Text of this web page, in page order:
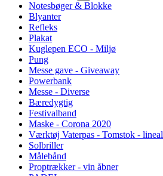
Notesbøger & Blokke
Blyanter
Refleks
Plakat
Kuglepen ECO - Miljø
Pung
Messe gave - Giveaway
Powerbank
Messe - Diverse
Bæredygtig
Festivalband
Maske - Corona 2020
Værktøj Vaterpas - Tomstok - lineal
Solbriller
Målebånd
Proptrækker - vin åbner